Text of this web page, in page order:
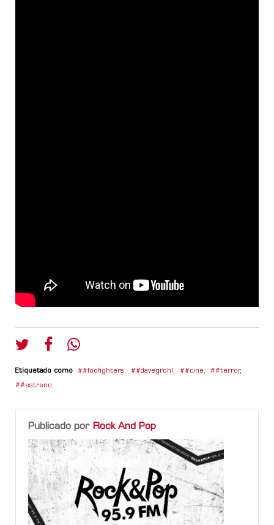
Etiquetado como #foofighters, #davegrohl , #cine, #terror,
#estreno,
Publicado por Rock And Pop